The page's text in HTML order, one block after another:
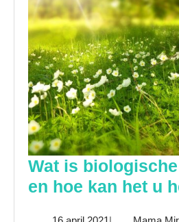
Wat is
en hoe kan het u
16